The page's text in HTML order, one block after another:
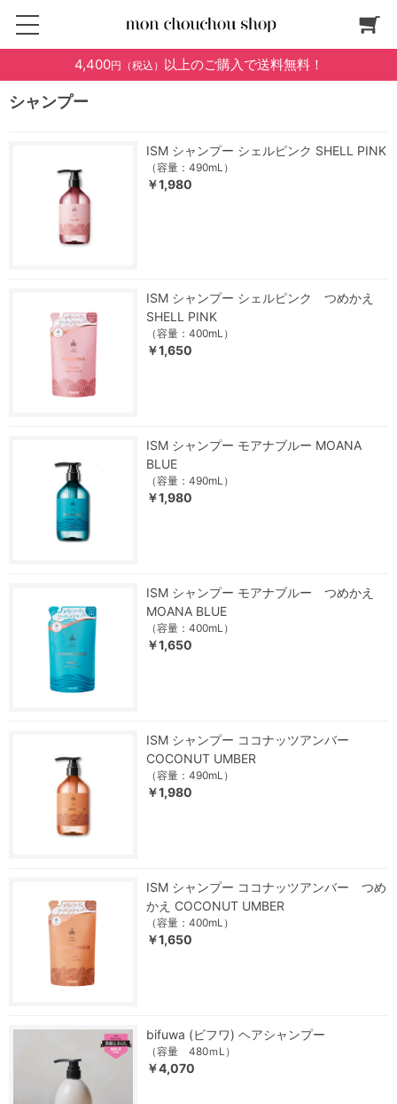
4,400円（税込） 以上のご購入で送料無料！
シャンプー
ISM シャンプー シェルピンク SHELL PINK
（容量：490mL）
￥1,980
ISM シャンプー シェルピンク つめかえ
SHELL PINK
（容量：400mL）
￥1,650
ISM シャンプー モアナブルー MOANA
BLUE
（容量：490mL）
￥1,980
ISM シャンプー モアナブルー つめかえ
MOANA BLUE
（容量：400mL）
￥1,650
ISM シャンプー ココナッツアンバー
COCONUT UMBER
（容量：490mL）
￥1,980
ISM シャンプー ココナッツアンバー つめ
かえ COCONUT UMBER
（容量：400mL）
￥1,650
bifuwa (ビフワ) ヘアシャンプー
（容量 480ｍL）
￥4,070